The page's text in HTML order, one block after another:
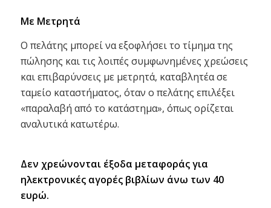
Με Μετρητά
Ο πελάτης μπορεί να εξοφλήσει το τίμημα της
πώλησης και τις λοιπές συμφωνημένες χρεώσεις
και επιβαρύνσεις με μετρητά, καταβλητέα σε
ταμείο καταστήματος, όταν ο πελάτης επιλέξει
«παραλαβή από το κατάστημα», όπως ορίζεται
αναλυτικά κατωτέρω.
Δεν χρεώνονται έξοδα μεταφοράς για
ηλεκτρονικές αγορές βιβλίων άνω των 40
ευρώ.